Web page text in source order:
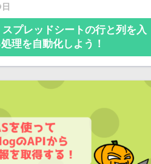
スプレッドシートの行と列を入
理を自動化しよう！